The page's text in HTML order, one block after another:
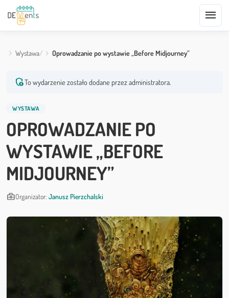
menu
Wystawa Oprowadzanie po wystawie „Before Midjourney”
admin_panel_settingsTo wydarzenie zostało dodane przez administratora.
WYSTAWA
OPROWADZANIE PO
WYSTAWIE „BEFORE
MIDJOURNEY”
business_centerOrganizator: Janusz Pierzchalski